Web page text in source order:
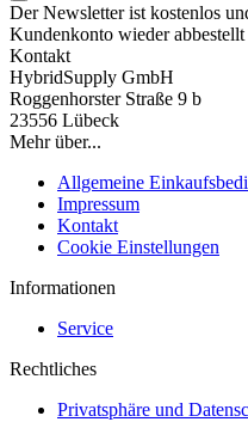
Der Newsletter ist kostenlos
Kundenkonto wieder abbestellt
Kontakt
HybridSupply GmbH
Roggenhorster Straße 9 b
23556 Lübeck
Mehr über...
Allgemeine
Impressum
Kontakt
Cookie Einstellungen
Informationen
Service
Rechtliches
Privatsphäre und